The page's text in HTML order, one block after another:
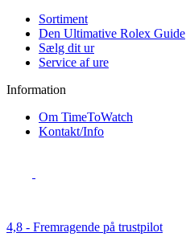
Sortiment
Den Ultimative Rolex Guide
Sælg dit ur
Service af ure
Information
Om TimeToWatch
Kontakt/Info
4,8 - Fremragende på trustpilot